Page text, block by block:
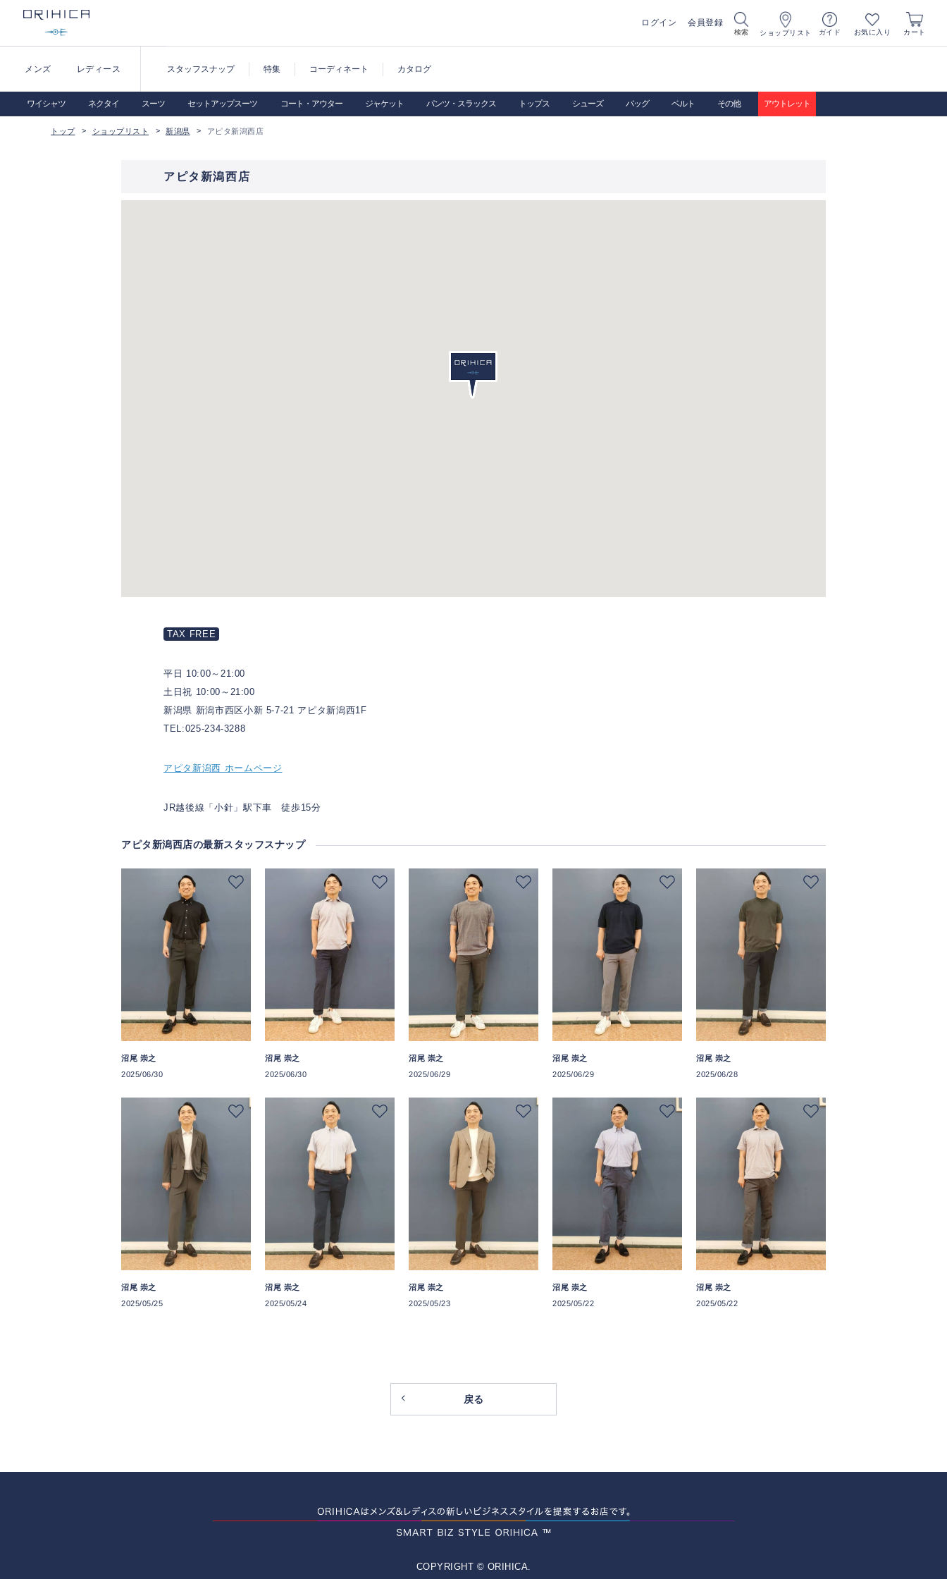
ログイン 会員登録
検索 ショップリスト ガイド お気に入り カート
メンズ レディース スタッフスナップ 特集 コーディネート カタログ
ワイシャツ ネクタイ スーツ セットアップスーツ コート・アウター ジャケット パンツ・スラックス トップス シューズ バッグ ベルト その他 アウトレット
トップ ショップリスト 新潟県 アピタ新潟西店
アピタ新潟西店
TAX FREE
平日 10:00～21:00
土日祝 10:00～21:00
新潟県 新潟市西区小新 5-7-21 アピタ新潟西1F
TEL:025-234-3288
アピタ新潟西 ホームページ
JR越後線「小針」駅下車 徒歩15分
アピタ新潟西店の最新スタッフスナップ
沼尾 崇之
2025/06/30
沼尾 崇之
2025/06/30
沼尾 崇之
2025/06/29
沼尾 崇之
2025/06/29
沼尾 崇之
2025/06/28
沼尾 崇之
2025/05/25
沼尾 崇之
2025/05/24
沼尾 崇之
2025/05/23
沼尾 崇之
2025/05/22
沼尾 崇之
2025/05/22
戻る
COPYRIGHT © ORIHICA.